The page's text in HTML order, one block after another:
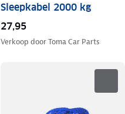
Sleepkabel 2000 kg
27,95
Verkoop doorToma Car Parts